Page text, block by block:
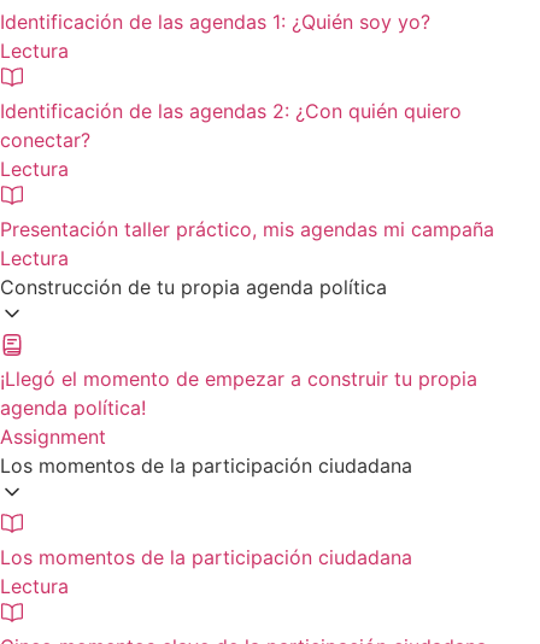
Identificación de las agendas 1: ¿Quién soy yo?
Lectura
Identificación de las agendas 2: ¿Con quién quiero
conectar?
Lectura
Presentación taller práctico, mis agendas mi campaña
Lectura
Construcción de tu propia agenda política
¡Llegó el momento de empezar a construir tu propia
agenda política!
Assignment
Los momentos de la participación ciudadana
Los momentos de la participación ciudadana
Lectura